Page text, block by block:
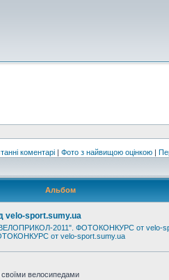
коментарі | Фото з найвищою оцінкою |
Альбом
sport.sumy.ua
2011". ФОТОКОНКУРС от velo-
от velo-sport.sumy.ua
своїми велосипедами